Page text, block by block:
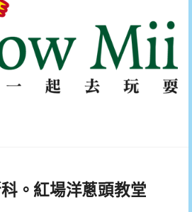
科。紅場洋蔥頭教堂